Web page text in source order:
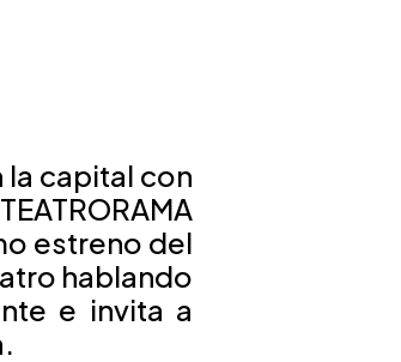
la capital con
estreno del
hablando
e invita a